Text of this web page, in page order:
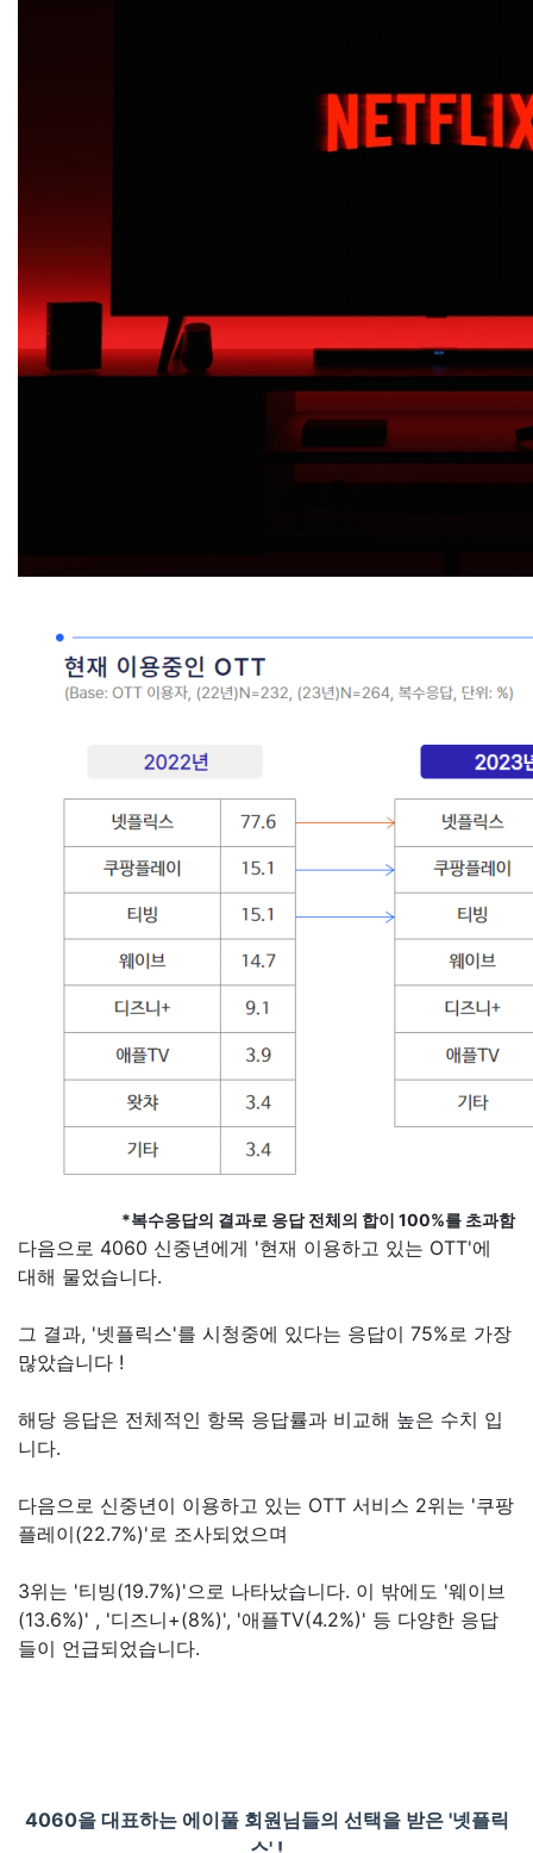
*복수응답의 결과로 응답 전체의 합이 100%를 초과함
다음으로 4060 신중년에게 '현재 이용하고 있는 OTT'에
대해 물었습니다.
그 결과, '넷플릭스'를 시청중에 있다는 응답이 75%로 가장
많았습니다 !
해당 응답은 전체적인 항목 응답률과 비교해 높은 수치 입
니다.
다음으로 신중년이 이용하고 있는 OTT 서비스 2위는 '쿠팡
플레이(22.7%)'로 조사되었으며
3위는 '티빙(19.7%)'으로 나타났습니다. 이 밖에도 '웨이브
(13.6%)' , '디즈니+(8%)', '애플TV(4.2%)' 등 다양한 응답
들이 언급되었습니다.
4060을 대표하는 에이풀 회원님들의 선택을 받은 '넷플릭
스' !